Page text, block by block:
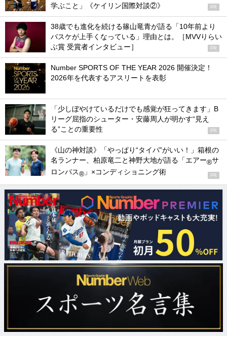
学ぶこと」《ケイリン国際対談②》
PR
38歳でも進化を続ける篠山竜青が語る「10年前より
バスケが上手くなっている」理由とは。［MVVりらい
ぶ賞 受賞者インタビュー］
PR
Number SPORTS OF THE YEAR 2026 開催決定！
2026年を代表するアスリートを表彰
「少しぼやけているだけでも感覚が狂ってきます」B
リーグ屈指のシューター・安藤周人が明かす“見え
る”ことの重要性
PR
《山の神対談》「やっぱり“タイパ”がいい！」箱根の
名ランナー、柏原竜二と神野大地が語る「エアー®サ
ロンパス® 」×コンディショニング術 PR